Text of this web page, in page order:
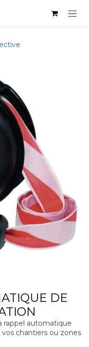
DE
rappel automatique
chantiers ou zones